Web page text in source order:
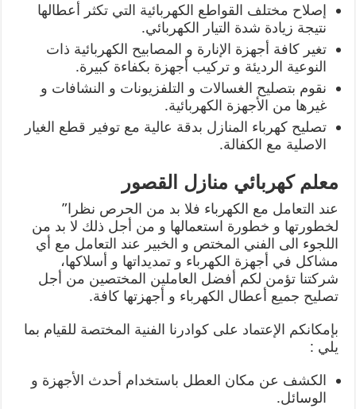
إصلاح مختلف القواطع الكهربائية التي تكثر أعطالها
نتيجة زيادة شدة التيار الكهربائي.
تغير كافة أجهزة الإنارة و المصابيح الكهربائية ذات
النوعية الرديئة و تركيب أجهزة بكفاءة كبيرة.
نقوم بتصليح الغسالات و التلفزيونات و النشافات و
غيرها من الأجهزة الكهربائية.
تصليح كهرباء المنازل بدقة عالية مع توفير قطع الغيار
الاصلية مع الكفالة.
معلم كهربائي منازل القصور
عند التعامل مع الكهرباء فلا بد من الحرص نظرا”
لخطورتها و خطورة استعمالها و من أجل ذلك لا بد من
اللجوء الى الفني المختص و الخبير عند التعامل مع أي
مشاكل في أجهزة الكهرباء و تمديداتها و أسلاكها،
شركتنا تؤمن لكم أفضل العاملين المختصين من أجل
تصليح جميع أعطال الكهرباء و أجهزتها كافة.
بإمكانكم الإعتماد على كوادرنا الفنية المختصة للقيام بما
يلي :
الكشف عن مكان العطل باستخدام أحدث الأجهزة و
الوسائل.